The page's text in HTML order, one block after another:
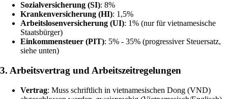
Sozialversicherung (SI): 8%
Krankenversicherung (HI): 1,5%
Arbeitslosenversicherung (UI): 1% (nur für vietnamesische
Staatsbürger)
Einkommensteuer (PIT): 5% - 35% (progressiver Steuersatz,
siehe unten)
3. Arbeitsvertrag und Arbeitszeitregelungen
Vertrag: Muss schriftlich in vietnamesischen Dong (VND)